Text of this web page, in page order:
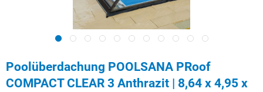
Poolüberdachung POOLSANA PRoof
COMPACT CLEAR 3 Anthrazit | 8,64 x 4,95 x